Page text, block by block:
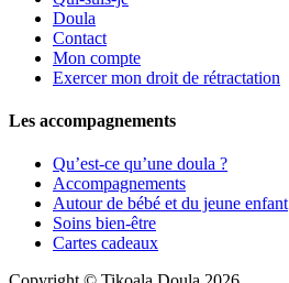
Doula
Contact
Mon compte
Exercer mon droit de rétractation
Les accompagnements
Qu’est-ce qu’une doula ?
Accompagnements
Autour de bébé et du jeune enfant
Soins bien-être
Cartes cadeaux